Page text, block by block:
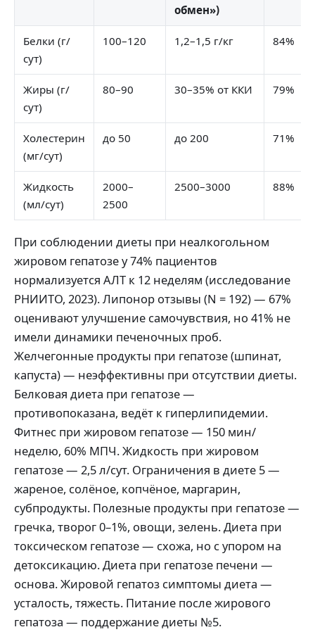
обмен»)
Белки (г/
сут)
100–120 1,2–1,5 г/кг 84%
Жиры (г/
сут)
80–90 30–35% от ККИ 79%
Холестерин
(мг/сут)
до 50 до 200 71%
Жидкость
(мл/сут)
2000–
2500
2500–3000 88%
При соблюдении диеты при неалкогольном
жировом гепатозе у 74% пациентов
нормализуется АЛТ к 12 неделям (исследование
РНИИТО, 2023). Липонор отзывы (N = 192) — 67%
оценивают улучшение самочувствия, но 41% не
имели динамики печеночных проб.
Желчегонные продукты при гепатозе (шпинат,
капуста) — неэффективны при отсутствии диеты.
Белковая диета при гепатозе —
противопоказана, ведёт к гиперлипидемии.
Фитнес при жировом гепатозе — 150 мин/
неделю, 60% МПЧ. Жидкость при жировом
гепатозе — 2,5 л/сут. Ограничения в диете 5 —
жареное, солёное, копчёное, маргарин,
субпродукты. Полезные продукты при гепатозе —
гречка, творог 0–1%, овощи, зелень. Диета при
токсическом гепатозе — схожа, но с упором на
детоксикацию. Диета при гепатозе печени —
основа. Жировой гепатоз симптомы диета —
усталость, тяжесть. Питание после жирового
гепатоза — поддержание диеты №5.